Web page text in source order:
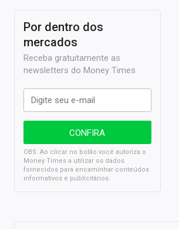
Por dentro dos
mercados
Receba gratuitamente as
newsletters do Money Times
OBS: Ao clicar no botão você autoriza o
Money Times a utilizar os dados
fornecidos para encaminhar conteúdos
informativos e publicitários.